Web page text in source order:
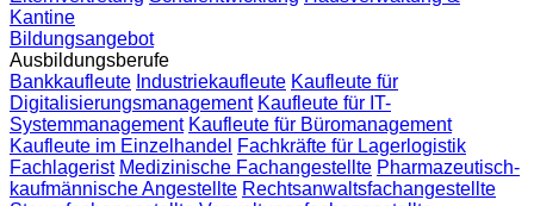
Kantine
Bildungsangebot
Ausbildungsberufe
Bankkaufleute Industriekaufleute Kaufleute für
Digitalisierungsmanagement Kaufleute für IT-
Systemmanagement Kaufleute für Büromanagement
Kaufleute im Einzelhandel Fachkräfte für Lagerlogistik
Fachlagerist Medizinische Fachangestellte Pharmazeutisch-
kaufmännische Angestellte Rechtsanwaltsfachangestellte